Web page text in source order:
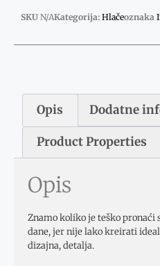
SKU N/AKategorija: Hlačeoznaka
Opis Dodatne
Product Properties
Opis
Znamo koliko je teško pronaći
dane, jer nije lako kreirati
dizajna, detalja.